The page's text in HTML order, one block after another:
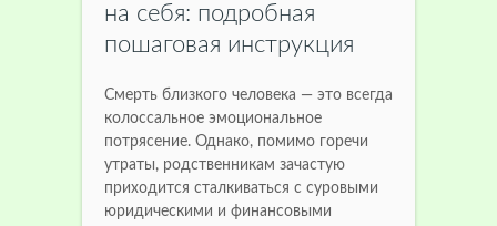
на себя: подробная
пошаговая инструкция
Смерть близкого человека — это всегда
колоссальное эмоциональное
потрясение. Однако, помимо горечи
утраты, родственникам зачастую
приходится сталкиваться с суровыми
юридическими и финансовыми